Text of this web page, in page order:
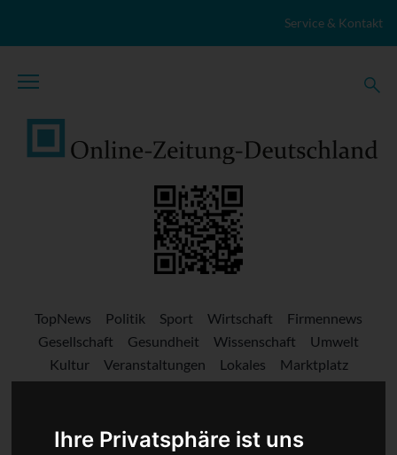
Ihre Privatsphäre ist uns
Service & Kontakt
TopNews Politik Sport Wirtschaft
Firmennews
Gesellschaft
Gesundheit Wissenschaft
Umwelt
Kultur
Veranstaltungen Lokales
Marktplatz
Stellenangebote